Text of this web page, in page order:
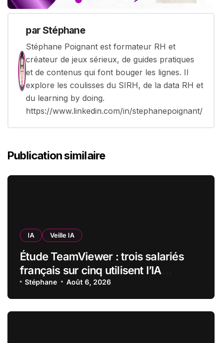
parStéphane
Stéphane Poignant est formateur RH et
créateur de jeux sérieux, de guides pratiques
et de contenus qui font bouger les lignes. Il
explore les coulisses du SIRH, de la data RH et
du learning by doing.
https://www.linkedin.com/in/stephanepoignant/
Publication similaire
IA Veille IA
Étude TeamViewer : trois salariés
français sur cinq utilisent l’IA
quotidiennement, mais 70 % veulent
garder un droit de regard
Stéphane Août 6, 2026